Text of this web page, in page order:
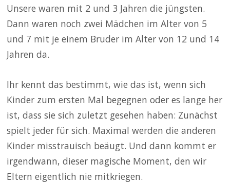
Unsere waren mit 2 und 3 Jahren die jüngsten.
Dann waren noch zwei Mädchen im Alter von 5
und 7 mit je einem Bruder im Alter von 12 und 14
Jahren da.
Ihr kennt das bestimmt, wie das ist, wenn sich
Kinder zum ersten Mal begegnen oder es lange her
ist, dass sie sich zuletzt gesehen haben: Zunächst
spielt jeder für sich. Maximal werden die anderen
Kinder misstrauisch beäugt. Und dann kommt er
irgendwann, dieser magische Moment, den wir
Eltern eigentlich nie mitkriegen.